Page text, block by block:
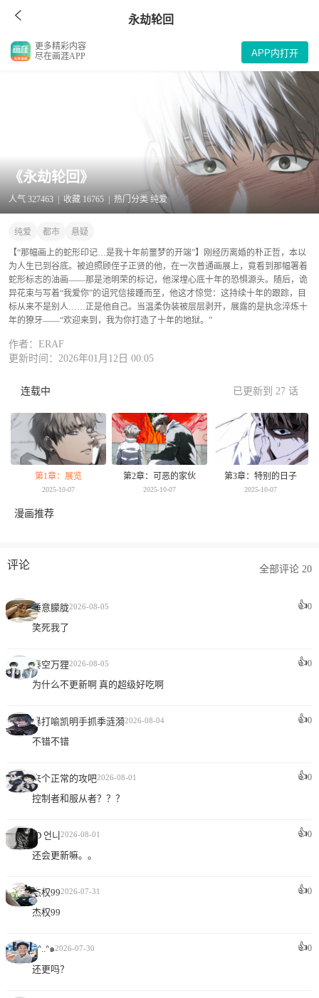
永劫轮回
更多精彩内容
尽在画涯APP
APP内打开
《永劫轮回》
人气 327463 | 收藏 16765 | 热门分类 纯爱
纯爱 都市 悬疑
【“那幅画上的蛇形印记…是我十年前噩梦的开端”】刚经历离婚的朴正哲，本以
为人生已到谷底。被迫照顾侄子正贤的他，在一次普通画展上，竟看到那幅署着
蛇形标志的油画——那是池明荣的标记，他深埋心底十年的恐惧源头。随后，诡
异花束与写着“我爱你”的诅咒信接踵而至，他这才惊觉：这持续十年的跟踪，目
标从来不是别人……正是他自己。当温柔伪装被层层剥开，展露的是执念淬炼十
年的獠牙——“欢迎来到，我为你打造了十年的地狱。”
作者：ERAF
更新时间：2026年01月12日 00:05
连载中 已更新到 27 话
第1章：展览
2025-10-07
第2章：可恶的家伙
2025-10-07
第3章：特别的日子
2025-10-07
漫画推荐
评论 全部评论 20
睡意朦胧2026-08-05 👍0
笑死我了
秦空万狸2026-08-05 👍0
为什么不更新啊 真的超级好吃啊
暴打喻凯明手抓季涟漪2026-08-04 👍0
不错不错
来个正常的攻吧2026-08-01 👍0
控制者和服从者？？？
ID 언니2026-08-01 👍0
还会更新嘛。。
杰权992026-07-31 👍0
杰权99
๑ᐢ..ᐢ๑2026-07-30 👍0
还更吗？